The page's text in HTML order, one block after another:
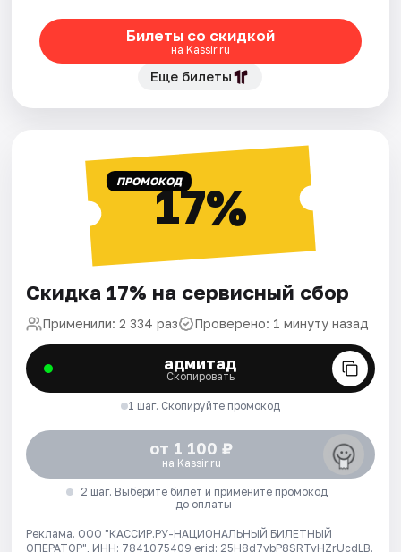
Билеты со скидкой
на Kassir.ru
Еще билеты
ПРОМОКОД17%
Скидка 17% на сервисный сбор
Применили: 2 334 раз Проверено: 1 минуту назад
адмитад
Скопировать
1 шаг. Скопируйте промокод
от 1 100 ₽
на Kassir.ru
2 шаг. Выберите билет и примените промокод
до оплаты
Реклама. ООО "КАССИР.РУ-НАЦИОНАЛЬНЫЙ БИЛЕТНЫЙ
ОПЕРАТОР", ИНН: 7841075409 erid: 25H8d7vbP8SRTvHZrUcdLB.